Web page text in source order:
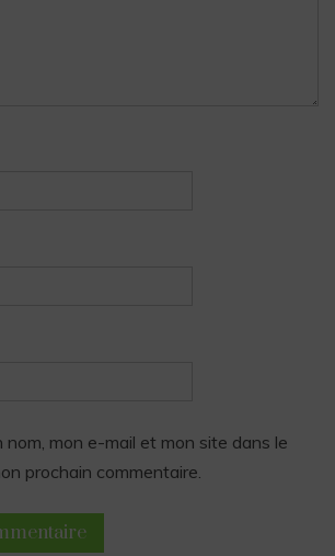
nom, mon e-mail et mon site dans le
prochain commentaire.